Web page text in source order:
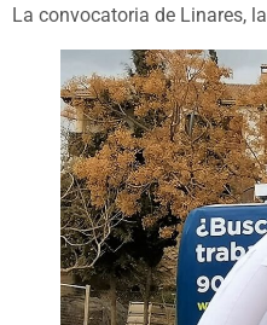
La convocatoria de Linares, la